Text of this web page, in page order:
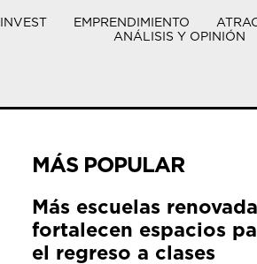
INVEST EMPRENDIMIENTO
ANÁLISIS Y OPINIÓN
MÁS POPULAR
Más escuelas
fortalecen espacios
el regreso a clases